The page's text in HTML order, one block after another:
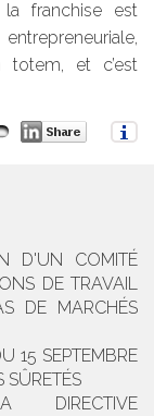
la franchise est
totem, et c’est
D'UN COMITÉ
DE TRAVAIL
DE MARCHÉS
15 SEPTEMBRE
SÛRETÉS
DIRECTIVE